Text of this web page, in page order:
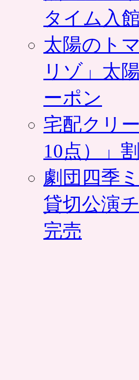
は
タイム入
太陽のト
リゾ」太
ーポン
宅配クリ
10点）」
劇団四季
貸切公演
完売